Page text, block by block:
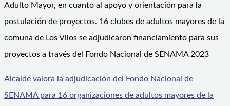
Adulto Mayor, en cuanto al apoyo y orientación para la
postulación de proyectos. 16 clubes de adultos mayores de la
comuna de Los Vilos se adjudicaron financiamiento para sus
proyectos a través del Fondo Nacional de SENAMA 2023
Alcalde valora la adjudicación del Fondo Nacional de
SENAMA para 16 organizaciones de adultos mayores de la